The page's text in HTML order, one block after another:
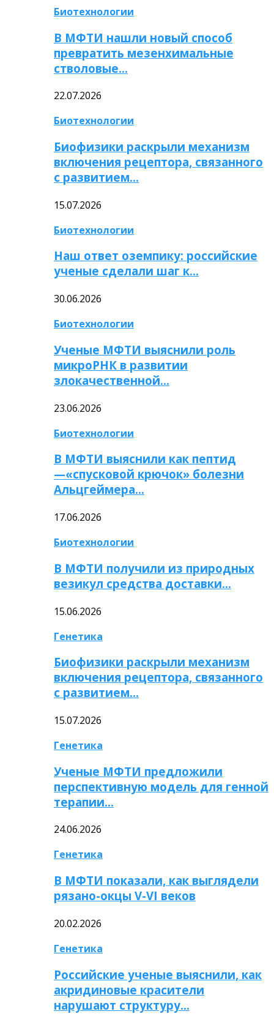
Биотехнологии
В МФТИ нашли новый способ
превратить мезенхимальные
стволовые…
22.07.2026
Биотехнологии
Биофизики раскрыли механизм
включения рецептора, связанного
с развитием…
15.07.2026
Биотехнологии
Наш ответ оземпику: российские
ученые сделали шаг к…
30.06.2026
Биотехнологии
Ученые МФТИ выяснили роль
микроРНК в развитии
злокачественной…
23.06.2026
Биотехнологии
В МФТИ выяснили как пептид
—«спусковой крючок» болезни
Альцгеймера…
17.06.2026
Биотехнологии
В МФТИ получили из природных
везикул средства доставки…
15.06.2026
Генетика
Биофизики раскрыли механизм
включения рецептора, связанного
с развитием…
15.07.2026
Генетика
Ученые МФТИ предложили
перспективную модель для генной
терапии…
24.06.2026
Генетика
В МФТИ показали, как выглядели
рязано-окцы V-VI веков
20.02.2026
Генетика
Российские ученые выяснили, как
акридиновые красители
нарушают структуру…